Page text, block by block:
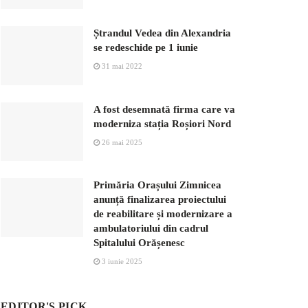
Ștrandul Vedea din Alexandria
se redeschide pe 1 iunie
31 mai 2022
A fost desemnată firma care va
moderniza stația Roșiori Nord
26 mai 2025
Primăria Orașului Zimnicea
anunță finalizarea proiectului
de reabilitare și modernizare a
ambulatoriului din cadrul
Spitalului Orășenesc
3 iunie 2025